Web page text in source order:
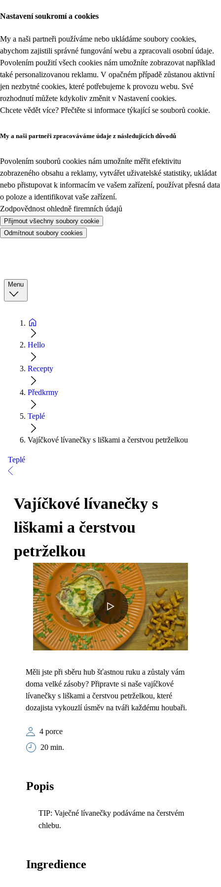
Nastavení soukromí a cookies
My a naši partneři používáme nebo ukládáme soubory cookies,
abychom zajistili správné fungování webu a zpracovali osobní údaje.
Povolením použití všech cookies nám umožníte zobrazovat například
také personalizovanou reklamu. V opačném případě zůstanou aktivní
jen nezbytné cookies, které potřebujeme k provozu webu. Své
rozhodnutí můžete kdykoliv změnit v Nastavení cookies.
Chcete vědět více? Přečtěte si informace týkající se souborů cookie.
My a naši partneři zpracováváme údaje z následujících důvodů
Povolením souborů cookies nám umožníte měřit efektivitu
zobrazeného obsahu a reklamy, vytvářet uživatelské statistiky, ukládat
nebo přistupovat k informacím ve vašem zařízení, používat přesná data
o poloze a identifikovat vaše zařízení.
Zodpovědnost ohledně firemních údajů
Přijmout všechny soubory cookie
Odmítnout soubory cookies
Menu
Hello
Recepty
Předkrmy
Teplé
Vajíčkové lívanečky s liškami a čerstvou petrželkou
Teplé
Vajíčkové lívanečky s
liškami a čerstvou
petrželkou
Měli jste při sběru hub šťastnou ruku a zůstaly vám
doma velké zásoby? Připravte si naše vajíčkové
lívanečky s liškami a čerstvou petrželkou, které
dozajista vykouzlí úsměv na tváři každému houbaři.
4 porce
20 min.
Popis
TIP: Vaječné lívanečky podáváme na čerstvém
chlebu.
Ingredience